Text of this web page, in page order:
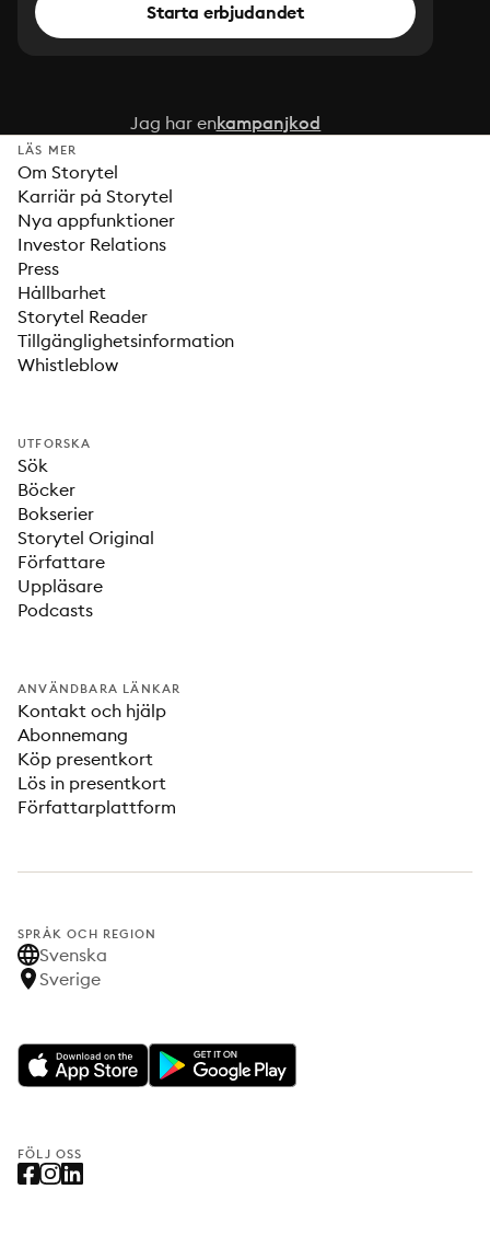
Starta erbjudandet
Jag har enkampanjkod
LÄS MER
Om Storytel
Karriär på Storytel
Nya appfunktioner
Investor Relations
Press
Hållbarhet
Storytel Reader
Tillgänglighetsinformation
Whistleblow
UTFORSKA
Sök
Böcker
Bokserier
Storytel Original
Författare
Uppläsare
Podcasts
ANVÄNDBARA LÄNKAR
Kontakt och hjälp
Abonnemang
Köp presentkort
Lös in presentkort
Författarplattform
SPRÅK OCH REGION
Svenska
Sverige
FÖLJ OSS